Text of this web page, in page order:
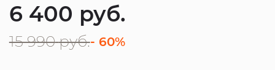
6 400 руб.
15 990 руб.- 60%